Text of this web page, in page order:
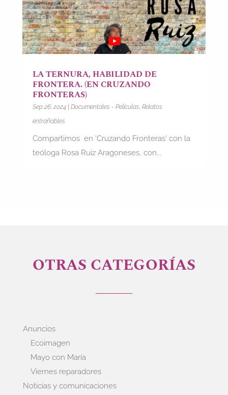
LA TERNURA, HABILIDAD DE
FRONTERA. (EN CRUZANDO
FRONTERAS)
Sep 26, 2024| Documentales - Películas, Relatos
entrañables
Compartimos en 'Cruzando Fronteras' con la
teóloga Rosa Ruiz Aragoneses, con...
OTRAS CATEGORÍAS
Anuncios
Ecoimagen
Mayo con María
Viernes reparadores
Noticias y comunicaciones